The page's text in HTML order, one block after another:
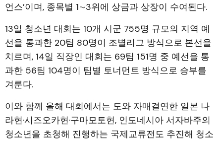
언스’이며, 종목별 1∼3위에 상금과 상장이 수여된다.
13일 청소년 대회는 10개 시군 755명 규모의 지역 예
선을 통과한 20팀 80명이 조별리그 방식으로 본선을
치르며, 14일 직장인 대회는 69팀 151명 중 예선을 통
과한 56팀 104명이 팀별 토너먼트 방식으로 승부를
겨룬다.
이와 함께 올해 대회에서는 도와 자매결연한 일본 나
라현·시즈오카현·구마모토현, 인도네시아 서자바주의
청소년을 초청해 진행하는 국제교류전도 추진해 청소